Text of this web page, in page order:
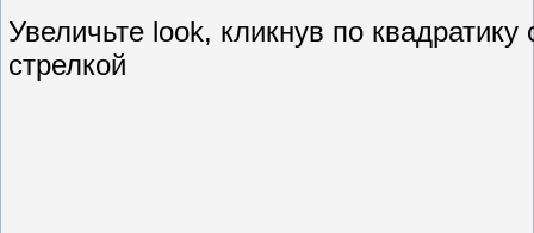
Увеличьте look, кликнув по квадратику
стрелкой